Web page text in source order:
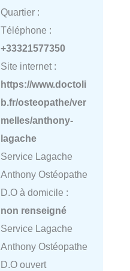
Quartier :
Téléphone :
+33321577350
Site internet :
https://www.doctoli
b.fr/osteopathe/ver
melles/anthony-
lagache
Service Lagache
Anthony Ostéopathe
D.O à domicile :
non renseigné
Service Lagache
Anthony Ostéopathe
D.O ouvert